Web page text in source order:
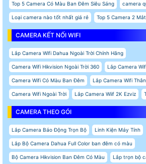
Top 5 Camera Có Màu Ban Đêm Siêu Sáng camera
Loại camera nào tốt nhất giá rẻ Top 5 Camera 2 Mắt
CAMERA KẾT NỐI WIFI
Lắp Camera Wifi Dahua Ngoài Trời Chính Hãng
Camera Wifi Hikvision Ngoài Trời 360 Lắp Camera
Camera Wifi Có Màu Ban Đêm Lắp Camera Wifi
Camera Wifi Ngoài Trời Lắp Camera Wiif 2K Ezviz
CAMERA THEO GÓI
Lắp Camera Báo Động Trọn Bộ Linh Kiện Máy Tính
Lắp Bộ Camera Dahua Full Color ban đêm có màu
Bộ Camera Hikvision Ban Đêm Có Màu Lắp trọn bộ